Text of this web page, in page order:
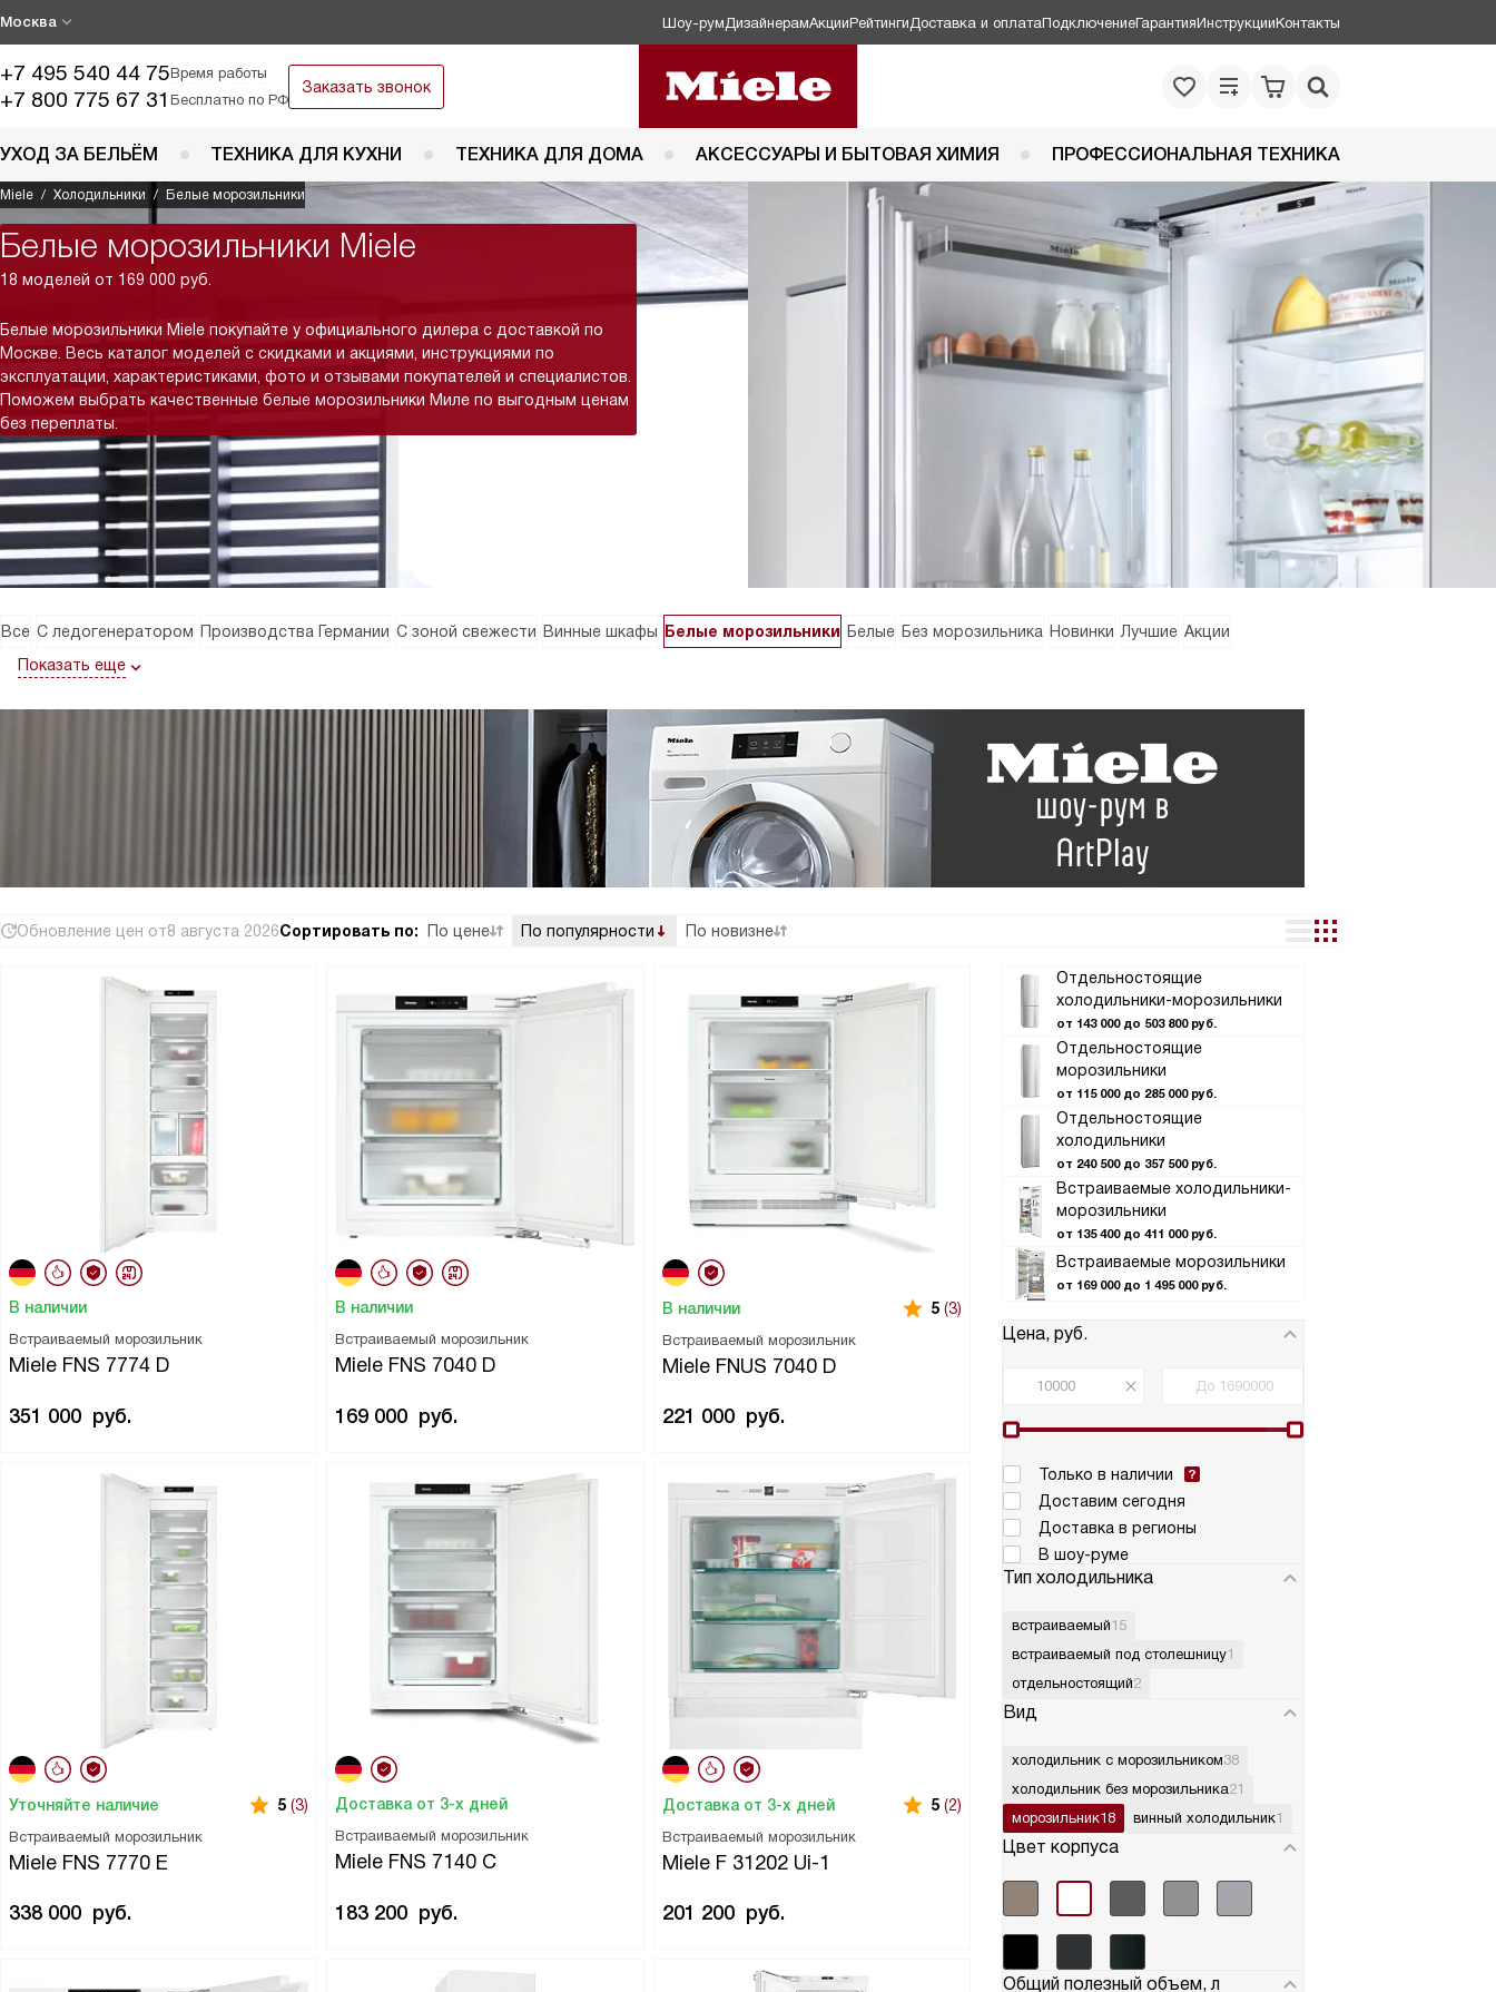
Москва Шоу-рум ДизайнерамАкцииРейтинги Доставка и оплатаПодключениеГарантияИнструкцииКонтакты
+7 495 540 44 75Время работы
+7 800 775 67 31 Бесплатно по РФ
Заказать звонок
УХОД ЗА БЕЛЬЁМ ТЕХНИКА ДЛЯ КУХНИ ТЕХНИКА ДЛЯ ДОМА АКСЕССУАРЫ И БЫТОВАЯ ХИМИЯ ПРОФЕССИОНАЛЬНАЯ ТЕХНИКА
Miele Холодильники Белые морозильники
Белые морозильники Miele
18 моделей от 169 000 руб.
Белые морозильники Miele покупайте у официального дилера с доставкой по
Москве. Весь каталог моделей с скидками и акциями, инструкциями по
эксплуатации, характеристиками, фото и отзывами покупателей и специалистов.
Поможем выбрать качественные белые морозильники Миле по выгодным ценам
без переплаты.
Все С ледогенератором Производства Германии С зоной свежести Винные шкафы Белые морозильники Белые Без морозильника Новинки Лучшие Акции
Показать еще
Обновление цен от8 августа 2026Сортировать по: По цене По популярности По новизне
Отдельностоящие
холодильники-морозильники
от 143 000 до 503 800 руб.
Отдельностоящие
морозильники
от 115 000 до 285 000 руб.
Отдельностоящие
холодильники
от 240 500 до 357 500 руб.
Встраиваемые холодильники-
морозильники
от 135 400 до 411 000 руб.
Встраиваемые морозильники
от 169 000 до 1 495 000 руб.
Цена, руб.
Только в наличии
Доставим сегодня
Доставка в регионы
В шоу-руме
Тип холодильника
встраиваемый15
встраиваемый под столешницу1
отдельностоящий2
Вид
холодильник с морозильником38
холодильник без морозильника21
морозильник18 винный холодильник1
Цвет корпуса
Общий полезный объем, л
Встраиваемый морозильник
Miele FNS 7774 D
В наличии
351 000 руб.
Встраиваемый морозильник
Miele FNS 7040 D
В наличии
169 000 руб.
Встраиваемый морозильник
Miele FNUS 7040 D
В наличии 5 (3)
221 000 руб.
Встраиваемый морозильник
Miele FNS 7770 E
Уточняйте наличие 5 (3)
338 000 руб.
Встраиваемый морозильник
Miele FNS 7140 C
Доставка от 3-х дней
183 200 руб.
Встраиваемый морозильник
Miele F 31202 Ui-1
Доставка от 3-х дней 5 (2)
201 200 руб.